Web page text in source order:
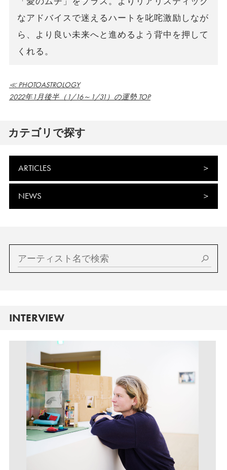
なアドバイスで迷えるハートを叱咤激励しなが
ら、より良い未来へと進めるよう背中を押して
くれる。
≪ PHOTOASTROLOGY
2022年1月後半（1/16～1/31）の運勢 TOP
カテゴリで探す
ARTICLES
NEWS
INTERVIEW